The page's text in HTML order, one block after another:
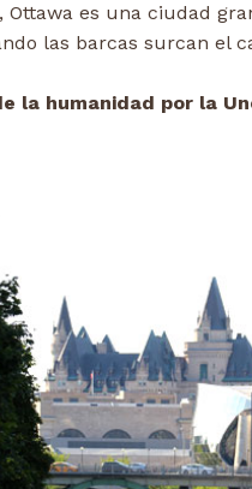
, Ottawa es una ciudad
las barcas surcan el
la humanidad por la